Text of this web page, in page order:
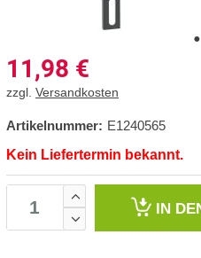
11,98 €
zzgl. Versandkosten
Artikelnummer: E1240565
Kein Liefertermin bekannt.
IN